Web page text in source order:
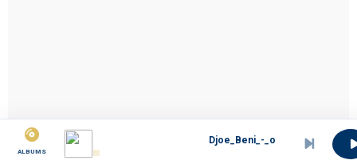
ALBUMS
Djoe_Beni_-